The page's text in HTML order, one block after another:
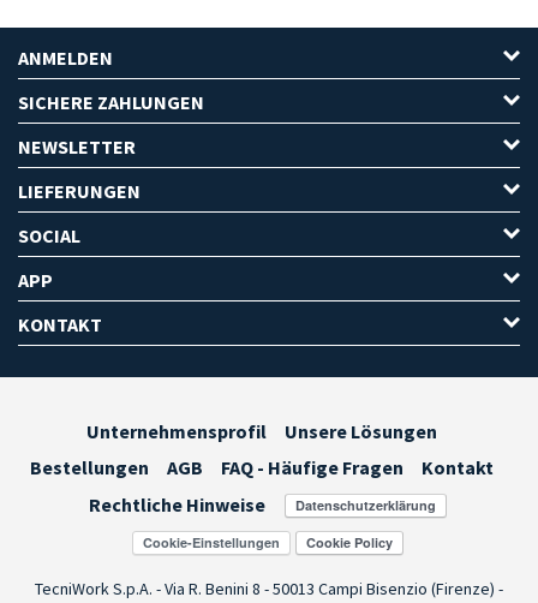
ANMELDEN
SICHERE ZAHLUNGEN
NEWSLETTER
LIEFERUNGEN
SOCIAL
APP
KONTAKT
Unternehmensprofil
Unsere Lösungen
Bestellungen
AGB FAQ - Häufige Fragen
Kontakt
Rechtliche Hinweise
Cookie-Einstellungen
TecniWork S.p.A. - Via R. Benini 8 - 50013 Campi Bisenzio (Firenze) -